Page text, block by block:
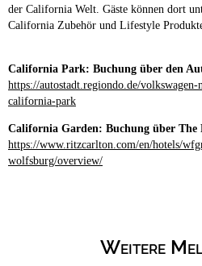
der California Welt. Gäste können dort
California Zubehör und Lifestyle Produkte
California Park: Buchung über den
https://autostadt.regiondo.de/
california-park
California Garden: Buchung über The
https://www.ritzcarlton.com/en/hotels/
wolfsburg/overview/
Weitere